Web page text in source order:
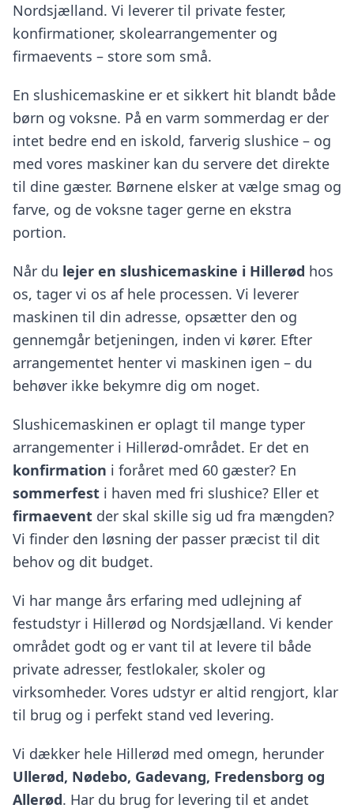
Nordsjælland. Vi leverer til private fester,
konfirmationer, skolearrangementer og
firmaevents – store som små.
En slushicemaskine er et sikkert hit blandt både
børn og voksne. På en varm sommerdag er der
intet bedre end en iskold, farverig slushice – og
med vores maskiner kan du servere det direkte
til dine gæster. Børnene elsker at vælge smag og
farve, og de voksne tager gerne en ekstra
portion.
Når du lejer en slushicemaskine i Hillerød hos
os, tager vi os af hele processen. Vi leverer
maskinen til din adresse, opsætter den og
gennemgår betjeningen, inden vi kører. Efter
arrangementet henter vi maskinen igen – du
behøver ikke bekymre dig om noget.
Slushicemaskinen er oplagt til mange typer
arrangementer i Hillerød-området. Er det en
konfirmation i foråret med 60 gæster? En
sommerfest i haven med fri slushice? Eller et
firmaevent der skal skille sig ud fra mængden?
Vi finder den løsning der passer præcist til dit
behov og dit budget.
Vi har mange års erfaring med udlejning af
festudstyr i Hillerød og Nordsjælland. Vi kender
området godt og er vant til at levere til både
private adresser, festlokaler, skoler og
virksomheder. Vores udstyr er altid rengjort, klar
til brug og i perfekt stand ved levering.
Vi dækker hele Hillerød med omegn, herunder
Ullerød, Nødebo, Gadevang, Fredensborg og
Allerød. Har du brug for levering til et andet